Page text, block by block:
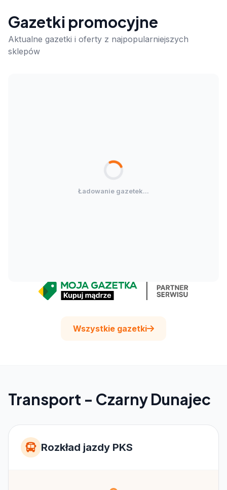
Gazetki promocyjne
Aktualne gazetki i oferty z najpopularniejszych
sklepów
Ładowanie gazetek...
Wszystkie gazetki
Transport - Czarny Dunajec
Rozkład jazdy PKS